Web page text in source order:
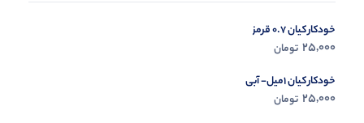
خودکار کیان 0.7 قرمز
25,000 تومان
خودکار کیان 1میل- آبی
25,000 تومان